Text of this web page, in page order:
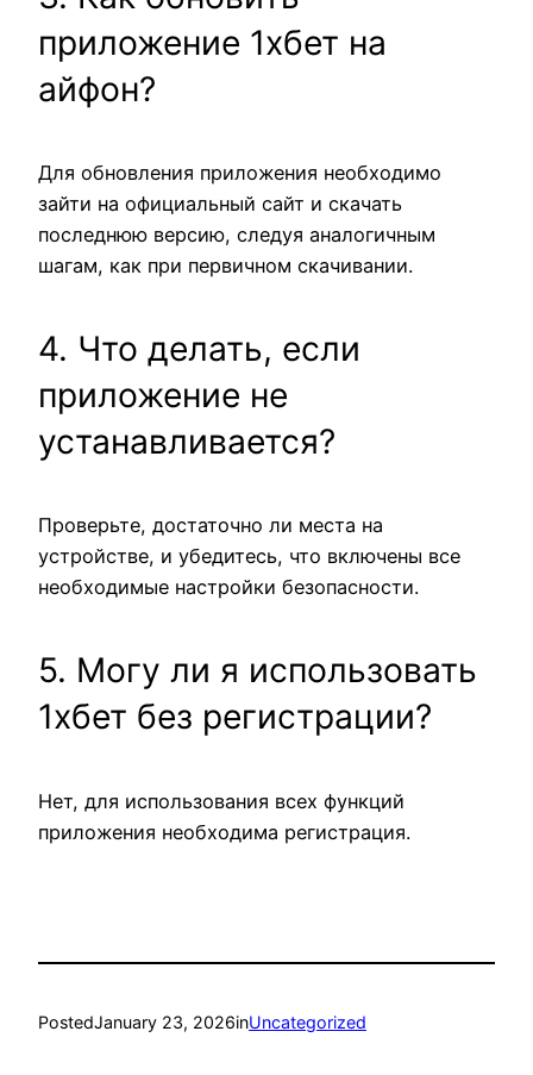
приложение 1хбет на
айфон?
Для обновления приложения необходимо
зайти на официальный сайт и скачать
последнюю версию, следуя аналогичным
шагам, как при первичном скачивании.
4. Что делать, если
приложение не
устанавливается?
Проверьте, достаточно ли места на
устройстве, и убедитесь, что включены все
необходимые настройки безопасности.
5. Могу ли я использовать
1хбет без регистрации?
Нет, для использования всех функций
приложения необходима регистрация.
PostedJanuary 23, 2026inUncategorized